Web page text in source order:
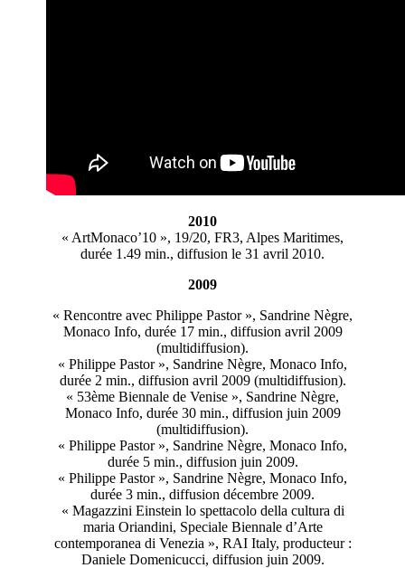
2010
« ArtMonaco’10 », 19/20, FR3, Alpes Maritimes,
durée 1.49 min., diffusion le 31 avril 2010.
2009
« Rencontre avec Philippe Pastor », Sandrine Nègre,
Monaco Info, durée 17 min., diffusion avril 2009
(multidiffusion).
« Philippe Pastor », Sandrine Nègre, Monaco Info,
durée 2 min., diffusion avril 2009 (multidiffusion).
« 53ème Biennale de Venise », Sandrine Nègre,
Monaco Info, durée 30 min., diffusion juin 2009
(multidiffusion).
« Philippe Pastor », Sandrine Nègre, Monaco Info,
durée 5 min., diffusion juin 2009.
« Philippe Pastor », Sandrine Nègre, Monaco Info,
durée 3 min., diffusion décembre 2009.
« Magazzini Einstein lo spettacolo della cultura di
maria Oriandini, Speciale Biennale d’Arte
contemporanea di Venezia », RAI Italy, producteur :
Daniele Domenicucci, diffusion juin 2009.